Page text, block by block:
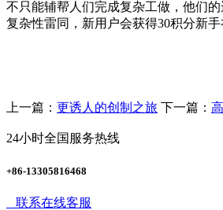
不只能辅帮人们完成复杂工做，他们
复杂性雷同，新用户会获得30积分新手
上一篇： 更诱人的创制之旅 下一篇：
24小时全国服务热线
+86-13305816468
联系在线客服